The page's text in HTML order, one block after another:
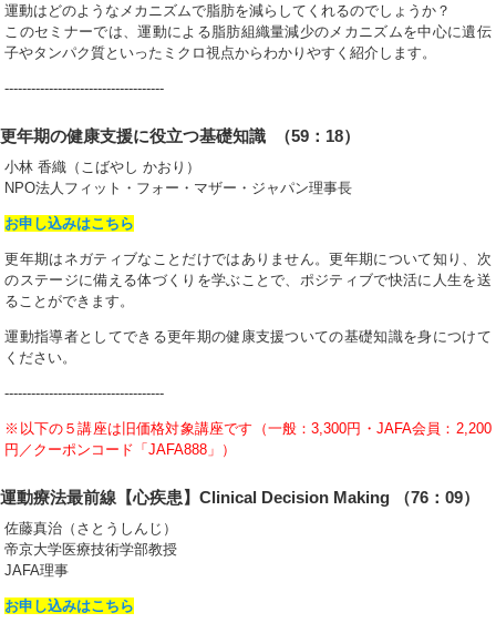
運動はどのようなメカニズムで脂肪を減らしてくれるのでしょうか？
このセミナーでは、運動による脂肪組織量減少のメカニズムを中心に遺伝
子やタンパク質といったミクロ視点からわかりやすく紹介します。
------------------------------------
更年期の健康支援に役立つ基礎知識 （59：18）
小林 香織（こばやし かおり）
NPO法人フィット・フォー・マザー・ジャパン理事長
お申し込みはこちら
更年期はネガティブなことだけではありません。更年期について知り、次
のステージに備える体づくりを学ぶことで、ポジティブで快活に人生を送
ることができます。
運動指導者としてできる更年期の健康支援ついての基礎知識を身につけて
ください。
------------------------------------
※以下の５講座は旧価格対象講座です（一般：3,300円・ JAFA会員：2,200
円／クーポンコード「JAFA888」）
運動療法最前線【心疾患】Clinical Decision Making （76：09）
佐藤真治（さとうしんじ）
帝京大学医療技術学部教授
JAFA理事
お申し込みはこちら